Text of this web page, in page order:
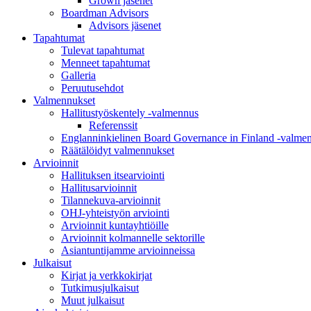
Boardman Advisors
Advisors jäsenet
Tapahtumat
Tulevat tapahtumat
Menneet tapahtumat
Galleria
Peruutusehdot
Valmennukset
Hallitustyöskentely -valmennus
Referenssit
Englanninkielinen Board Governance in Finland -
Räätälöidyt valmennukset
Arvioinnit
Hallituksen itsearviointi
Hallitusarvioinnit
Tilannekuva-arvioinnit
OHJ-yhteistyön arviointi
Arvioinnit kuntayhtiöille
Arvioinnit kolmannelle sektorille
Asiantuntijamme arvioinneissa
Julkaisut
Kirjat ja verkkokirjat
Tutkimusjulkaisut
Muut julkaisut